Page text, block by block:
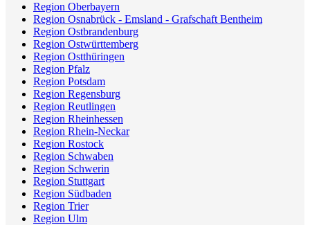
Region Oberbayern
Region Osnabrück - Emsland - Grafschaft Bentheim
Region Ostbrandenburg
Region Ostwürttemberg
Region Ostthüringen
Region Pfalz
Region Potsdam
Region Regensburg
Region Reutlingen
Region Rheinhessen
Region Rhein-Neckar
Region Rostock
Region Schwaben
Region Schwerin
Region Stuttgart
Region Südbaden
Region Trier
Region Ulm